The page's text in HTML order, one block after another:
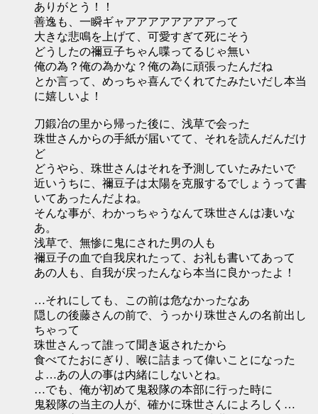
ありがとう！！
善逸も、一瞬ギャアアアアアアアアって
大きな悲鳴を上げて、可愛すぎて死にそう
どうしたの禰豆子ちゃん喋ってるじゃ無い
俺の為？俺の為かな？俺の為に頑張ったんだね
とか言って、めっちゃ喜んでくれてたみたいだし本当
に嬉しいよ！
刀鍛冶の里から帰った後に、浅草で会った
珠世さんからの手紙が届いてて、それを読んだんだけ
ど
どうやら、珠世さんはそれを予測していたみたいで
近いうちに、禰豆子は太陽を克服するでしょうって書
いてあったんだよね。
そんな事が、わかっちゃうなんて珠世さんは凄いな
あ。
浅草で、無惨に鬼にされた男の人も
禰豆子の血で自我戻れたって、お礼も書いてあって
あの人も、自我が戻ったんなら本当に良かったよ！
…それにしても、この前は危なかったなあ
隠しの後藤さんの前で、うっかり珠世さんの名前出し
ちゃって
珠世さんって誰って聞き返されたから
食べてたおにぎり、喉に詰まって偉いことになった
よ…あの人の事は内緒にしないとね。
…でも、俺が初めて鬼殺隊の本部に行った時に
鬼殺隊の当主の人が、確かに珠世さんによろしく…